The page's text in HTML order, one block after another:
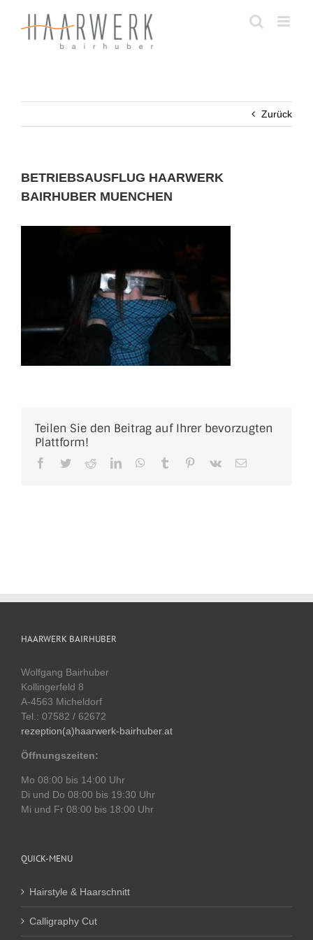
Zurück
BETRIEBSAUSFLUG HAARWERK
BAIRHUBER MUENCHEN
Teilen Sie den Beitrag auf Ihrer bevorzugten
Plattform!
Facebook
TwitterRedditLinkedInWhatsApp
Tumblr Pinterest
Vk
E-
HAARWERK BAIRHUBER
Wolfgang Bairhuber
Kollingerfeld 8
A-4563 Micheldorf
Tel.: 07582 / 62672
rezeption(a)haarwerk-bairhuber.at
Öffnungszeiten:
Mo 08:00 bis 14:00 Uhr
Di und Do 08:00 bis 19:30 Uhr
Mi und Fr 08:00 bis 18:00 Uhr
QUICK-MENU
Hairstyle & Haarschnitt
Calligraphy Cut